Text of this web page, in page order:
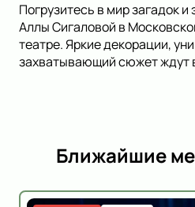
Погрузитесь в мир загадок
Аллы Сигаловой в
театре. Яркие декорации,
захватывающий сюжет ждут
Ближайшие